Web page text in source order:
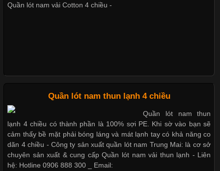
Không chỉ được ứng dụng trong quần áo thường ngày, loại vải
Cập nhật 2026-05-20 14:58:56
Vải thun là một trong những chất liệu được sử dụng rộng rãi
nhất trong ngành thời trang nhờ đặc tính co giãn, mềm mại và
thoải mái khi mặc. Từ áo thun, đồ thể thao cho đến đồ lót nam,
vải thun luôn đóng vai trò quan trọng trong quá trình sản xuất.
Hiện nay, nhu cầu tìm kiếm quần lót nam giá
Quần lót nam vải Cotton 4 chiều -
Quần lót nam thun lạnh 4 chiều
Quần lót nam thun
lạnh 4 chiều có thành phần là 100% sợi PE. Khi sờ vào bạn sẽ
cảm thấy bề mặt phải bóng láng và mát lạnh tay có khả năng co
dãn 4 chiều - Công ty sản xuất quần lót nam Trung Mai: là cơ sở
chuyên sản xuất & cung cấp Quần lót nam vải thun lạnh - Liên
hệ: Hotline 0906 888 300 _ Email: